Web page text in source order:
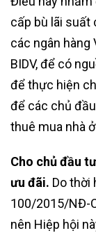
cấp bù lãi suất
các ngân hàng
BIDV, để có
để thực hiện
để các chủ
thuê mua nhà
Cho chủ đầu
ưu đãi. Do thời
100/2015/NĐ-
nên Hiệp hội